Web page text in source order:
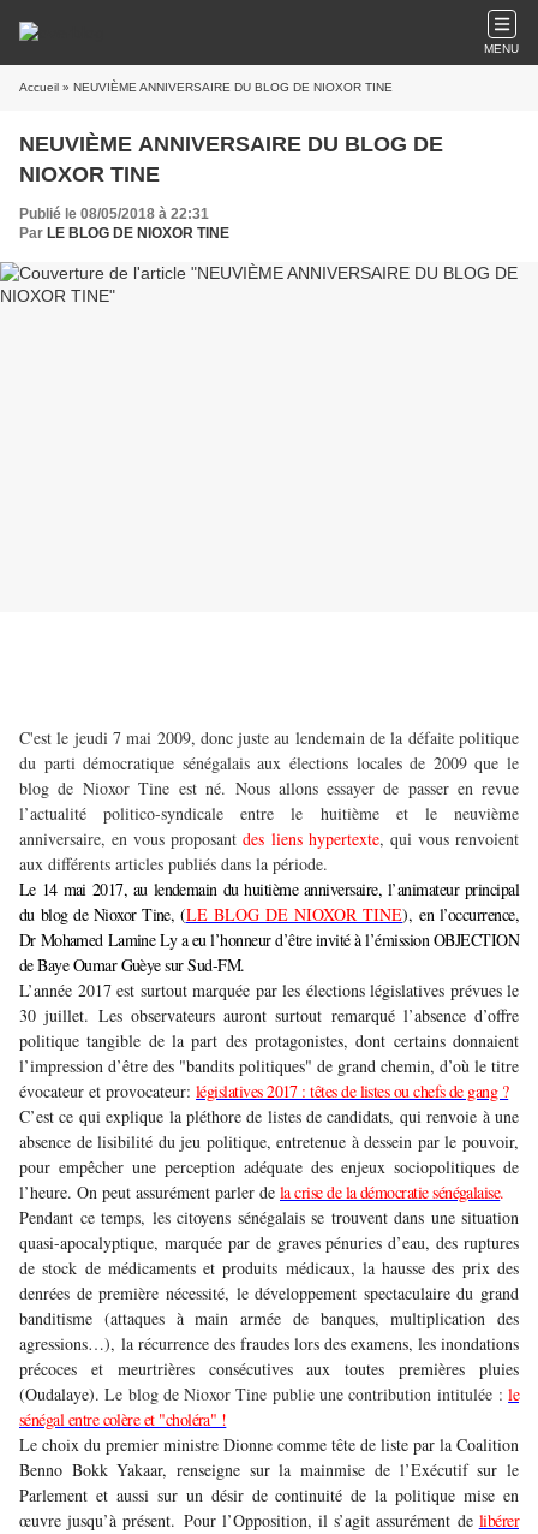
MENU
Accueil » NEUVIÈME ANNIVERSAIRE DU BLOG DE NIOXOR TINE
NEUVIÈME ANNIVERSAIRE DU BLOG DE
NIOXOR TINE
Publié le 08/05/2018 à 22:31
Par LE BLOG DE NIOXOR TINE
C'est le jeudi 7 mai 2009, donc juste au lendemain de la défaite politique
du parti démocratique sénégalais aux élections locales de 2009 que le
blog de Nioxor Tine est né. Nous allons essayer de passer en revue
l’actualité politico-syndicale entre le huitième et le neuvième
anniversaire, en vous proposantdes liens hypertexte, qui vous renvoient
aux différents articles publiés dans la période.
Le 14 mai 2017, au lendemain du huitième anniversaire, l’animateur principal
du blog de Nioxor Tine, (LE BLOG DE NIOXOR TINE),en l’occurrence,
Dr Mohamed Lamine Ly a eu l’honneur d’être invité à l’émission OBJECTION
de Baye Oumar Guèye sur Sud-FM.
L’année 2017 est surtout marquée par les élections législatives prévues le
30 juillet. Les observateurs auront surtout remarqué l’absence d’offre
politique tangible de la part des protagonistes, dont certains donnaient
l’impression d’être des "bandits politiques" de grand chemin, d’où le titre
évocateur et provocateur: législatives 2017 : têtes de listes ou chefs de gang ?
C’est ce qui explique la pléthore de listes de candidats, qui renvoie à une
absence de lisibilité du jeu politique, entretenue à dessein par le pouvoir,
pour empêcher une perception adéquate des enjeux sociopolitiques de
l’heure. On peut assurément parler de la crise de la démocratie sénégalaise.
Pendant ce temps, les citoyens sénégalais se trouvent dans une situation
quasi-apocalyptique, marquée par de graves pénuries d’eau, des ruptures
de stock de médicaments et produits médicaux, la hausse des prix des
denrées de première nécessité, le développement spectaculaire du grand
banditisme (attaques à main armée de banques, multiplication des
agressions…), la récurrence des fraudes lors des examens, les inondations
précoces et meurtrières consécutives aux toutes premières pluies
(Oudalaye). Le blog de Nioxor Tine publie une contribution intitulée :le
sénégal entre colère et "choléra" !
Le choix du premier ministre Dionne comme tête de liste par la Coalition
Benno Bokk Yakaar, renseigne sur la mainmise de l’Exécutif sur le
Parlement et aussi sur un désir de continuité de la politique mise en
œuvre jusqu’à présent. Pour l’Opposition, il s’agit assurément de libérer